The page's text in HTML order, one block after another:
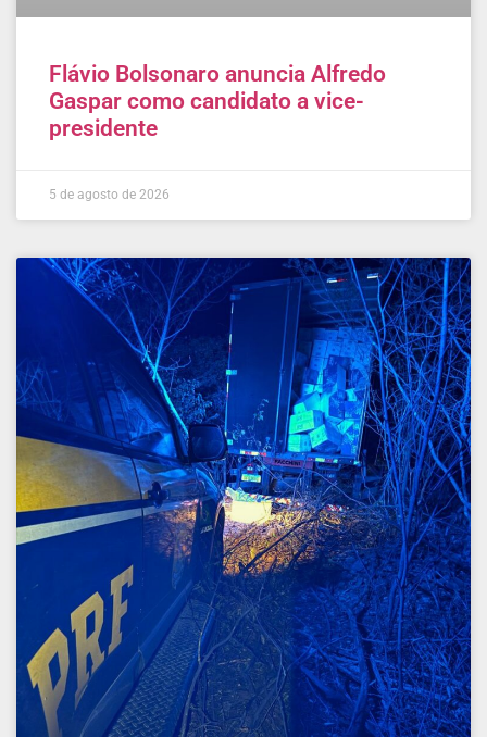
Flávio Bolsonaro anuncia Alfredo
Gaspar como candidato a vice-
presidente
5 de agosto de 2026